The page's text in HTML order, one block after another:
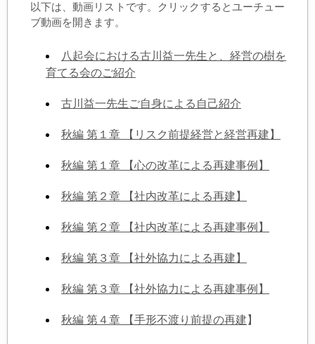
以下は、動画リストです。クリックするとユーチュー
ブ動画を開きます。
八起会における古川益一先生と、経営の樹を
育てる会のご紹介
古川益一先生ご自身による自己紹介
秋編 第１章 【リスク前提経営と経営再建】
秋編 第１章 【心の改革による再建事例】
秋編 第２章 【社内改革による再建】
秋編 第２章 【社内改革による再建事例】
秋編 第３章 【社外協力による再建】
秋編 第３章 【社外協力による再建事例】
秋編 第４章 【手形不渡り前提の再建 】